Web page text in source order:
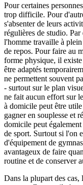
Pour certaines
trop difficile. Pour
s'absenter de leurs
régulières de studio.
l'homme travaille à
de repos. Pour faire au
forme physique, il
être adaptés
ne permettent souvent
- surtout sur le plan
ne fait aucun effort sur
à domicile peut être
gagner en souplesse et
domicile peut
de sport. Surtout si l'on
d'équipement de
avantageux de faire
routine et de conserver
Dans la plupart des cas,